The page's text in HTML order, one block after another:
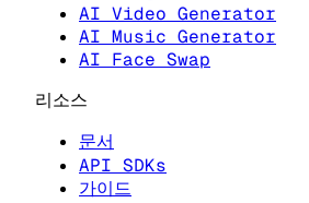
AI Video Generator
AI Music Generator
AI Face Swap
리소스
문서
API SDKs
가이드